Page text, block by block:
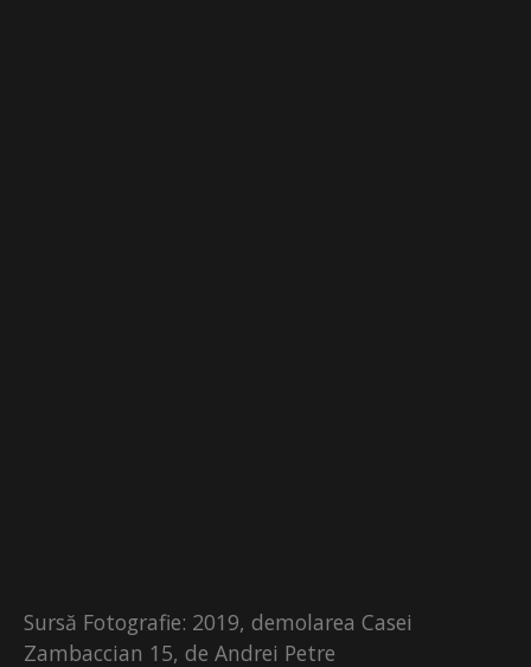
Sursă Fotografie: 2019, demolarea Casei
Zambaccian 15, de Andrei Petre